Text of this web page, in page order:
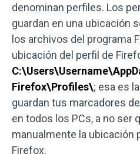
denominan perfiles. Los
guardan en una ubicación
los archivos del programa
ubicación del perfil de
Firefox\Profiles\; esa es
guardan tus marcadores
en todos los PCs, a no ser
manualmente la ubicación
Firefox.